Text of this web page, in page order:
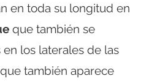
en toda su longitud en
que también se
los laterales de las
también aparece